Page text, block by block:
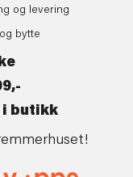
og levering
bytte
i butikk